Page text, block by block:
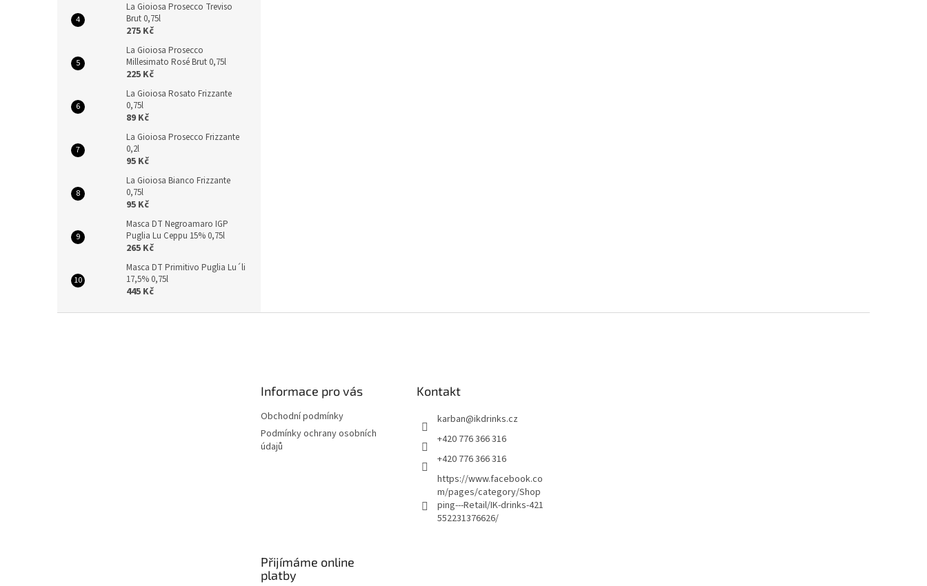
La Gioiosa Prosecco Treviso
Brut 0,75l
275 Kč
La Gioiosa Prosecco
Millesimato Rosé Brut 0,75l
225 Kč
La Gioiosa Rosato Frizzante
0,75l
89 Kč
La Gioiosa Prosecco Frizzante
0,2l
95 Kč
La Gioiosa Bianco Frizzante
0,75l
95 Kč
Masca DT Negroamaro IGP
Puglia Lu Ceppu 15% 0,75l
265 Kč
Masca DT Primitivo Puglia Lu´li
17,5% 0,75l
445 Kč
Informace pro vás
Obchodní podmínky
Podmínky ochrany osobních
údajů
Kontakt
karban@ikdrinks.cz
+420 776 366 316
+420 776 366 316
https://www.facebook.co
m/pages/category/Shop
ping---Retail/IK-drinks-421
552231376626/
Přijímáme online
platby